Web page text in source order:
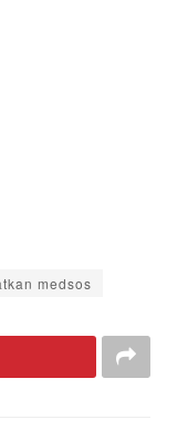
medsos